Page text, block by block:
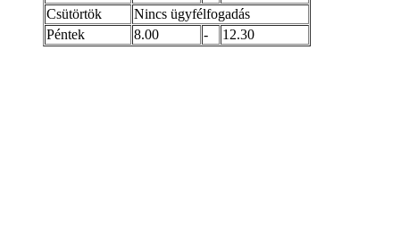
Csütörtök
Nincs ügyfélfogadás
Péntek
8.00 - 12.30